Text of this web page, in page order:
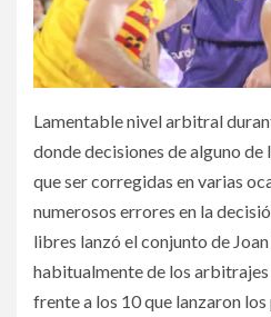
Lamentable nivel arbitral
donde decisiones de alguno de
que ser corregidas en varias
numerosos errores en la
libres lanzó el conjunto de
habitualmente de los
frente a los 10 que lanzaron